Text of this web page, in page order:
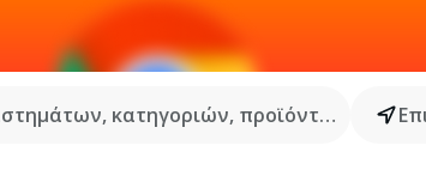
κατηγοριών, προϊόντων...